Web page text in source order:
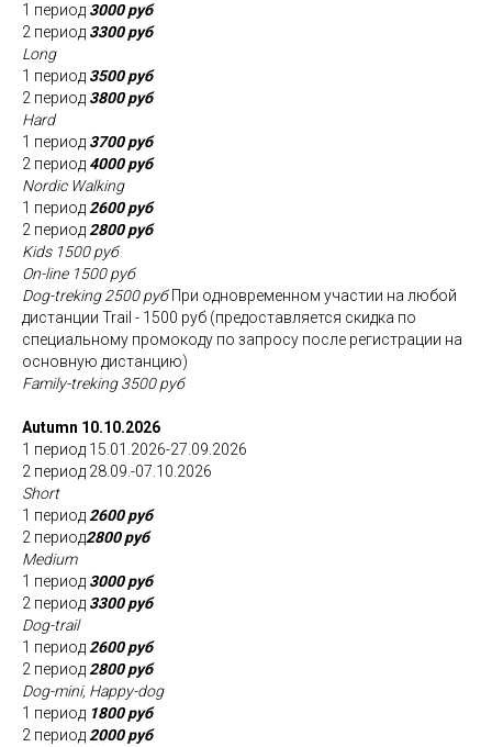
1 период 3000 руб
2 период 3300 руб
Long
1 период 3500 руб
2 период 3800 руб
Hard
1 период 3700 руб
2 период 4000 руб
Nordic Walking
1 период2600 руб
2 период2800 руб
Kids 1500 руб
On-line 1500 руб
Dog-treking 2500 рубПри одновременном участии на любой
дистанции Trail - 1500 руб (предоставляется скидка по
специальному промокоду по запросу после регистрации на
основную дистанцию)
Family-treking 3500 руб
Autumn 10.10.2026
1 период 15.01.2026-27.09.2026
2 период 28.09.-07.10.2026
Short
1 период2600 руб
2 период2800 руб
Medium
1 период 3000 руб
2 период 3300 руб
Dog-trail
1 период2600 руб
2 период2800 руб
Dog-mini, Happy-dog
1 период 1800 руб
2 период2000 руб